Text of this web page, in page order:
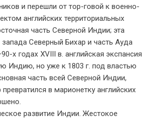
и перешли от тор-говой к военно-
английских территориальных
часть Северной Индии; эта
Северный Бихар и часть Ауда
х годах XVIII в. английская экспансия
Индию, но уже к 1803 г. под властью
часть всей Северной Индии,
в марионетку английских
развитие Индии. Жестокое